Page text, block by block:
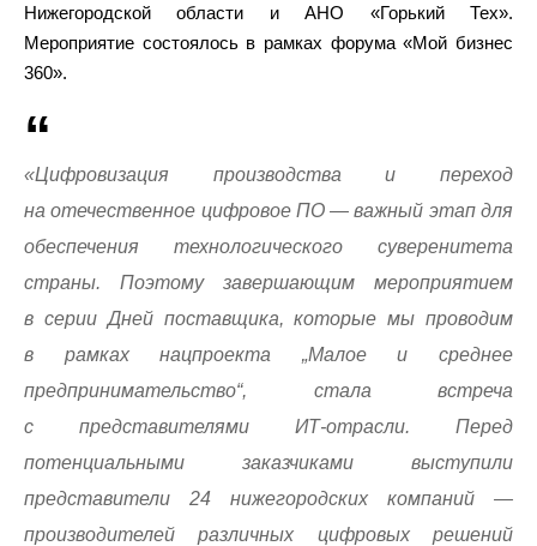
Нижегородской области и АНО «Горький Тех».
Мероприятие состоялось в рамках форума «Мой бизнес
360».
«Цифровизация производства и переход
на отечественное цифровое ПО — важный этап для
обеспечения технологического суверенитета
страны. Поэтому завершающим мероприятием
в серии Дней поставщика, которые мы проводим
в рамках нацпроекта „Малое и среднее
предпринимательство“, стала встреча
с представителями ИТ-отрасли. Перед
потенциальными заказчиками выступили
представители 24 нижегородских компаний —
производителей различных цифровых решений